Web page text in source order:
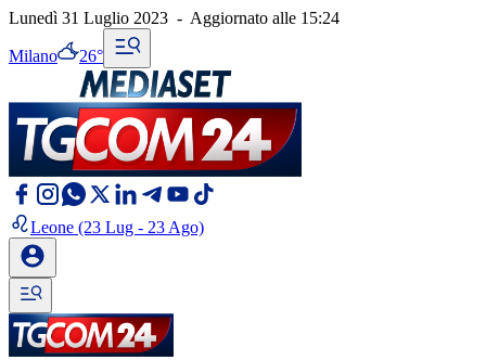
Lunedì 31 Luglio 2023 - Aggiornato alle 15:24
Milano 26°
Leone (23 Lug - 23 Ago)